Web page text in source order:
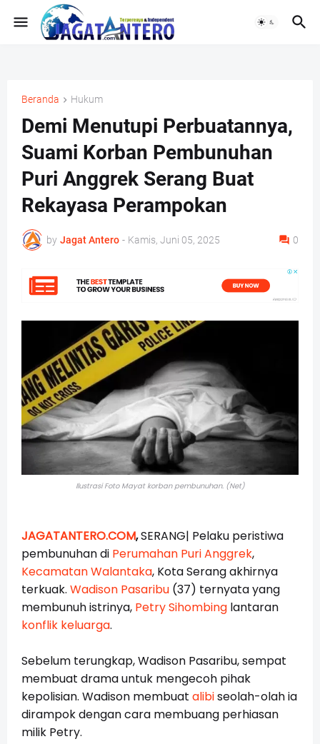
Beranda Hukum
Demi Menutupi Perbuatannya,
Suami Korban Pembunuhan
Puri Anggrek Serang Buat
Rekayasa Perampokan
by Jagat Antero - Kamis, Juni 05, 2025 0
Ilustrasi Foto Mayat korban pembunuhan. (Net)
JAGATANTERO.COM,SERANG| Pelaku peristiwa
pembunuhan di Perumahan Puri Anggrek,
Kecamatan Walantaka, Kota Serang akhirnya
terkuak. Wadison Pasaribu (37) ternyata yang
membunuh istrinya, Petry Sihombing lantaran
konflik keluarga.
Sebelum terungkap, Wadison Pasaribu, sempat
membuat drama untuk mengecoh pihak
kepolisian. Wadison membuat alibiseolah-olah ia
dirampok dengan cara membuang perhiasan
milik Petry.